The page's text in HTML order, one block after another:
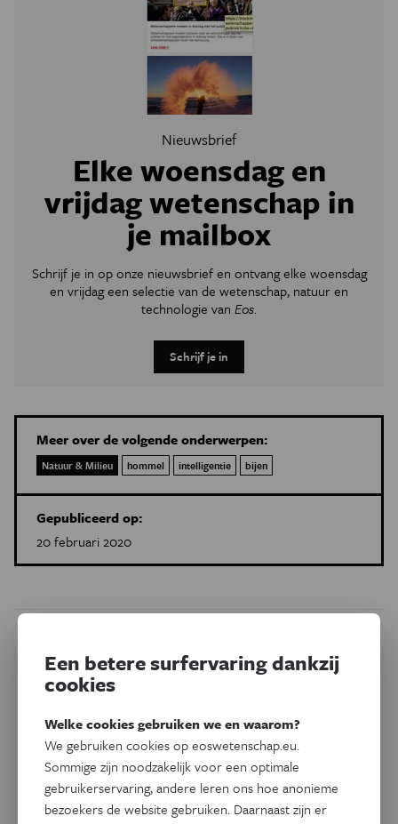
Nieuwsbrief
Elke woensdag en
vrijdag wetenschap in
je mailbox
Schrijf je in op onze nieuwsbrief en ontvang elke woensdag
en vrijdag een selectie van de wetenschap, natuur en
technologie van Eos.
Schrijf je in
Meer over de volgende onderwerpen:
Natuur & Milieu hommel intelligentie bijen
Gepubliceerd op:
20 februari 2020
Facebook
Gerelateerde artikels
Een betere surfervaring dankzij
cookies
Welke cookies gebruiken we en waarom?
We gebruiken cookies op eoswetenschap.eu.
Sommige zijn noodzakelijk voor een optimale
gebruikerservaring, andere leren ons hoe anonieme
bezoekers de website gebruiken. Daarnaast zijn er